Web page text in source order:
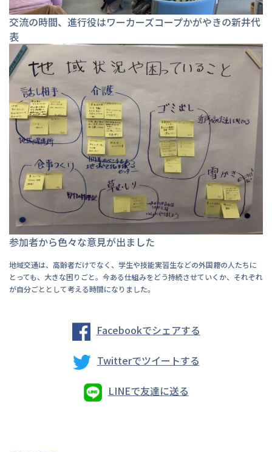
交流の時間、進行役はワーカーズコープかがやきの新井代
表
参加者から色々な意見が出ました
地域交通は、高齢者だけでなく、学生や技能実習生などの外国籍の人たちに
とっても、大きな困りごと。今ある仕組みをどう持続させていくか、それぞれ
が自分ごととして考える時間になりました。
Facebookでシェアする
Twitterでツイートする
LINEで友達に送る